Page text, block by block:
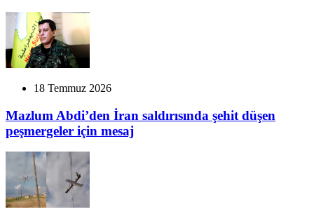
18 Temmuz 2026
Mazlum Abdi’den İran saldırısında şehit düşen
peşmergeler için mesaj